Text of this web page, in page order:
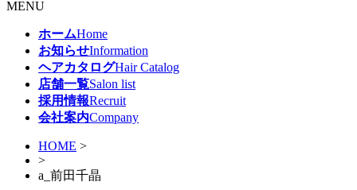
MENU
ホームHome
お知らせInformation
ヘアカタログHair Catalog
店舗一覧Salon list
採用情報Recruit
会社案内Company
HOME >
>
a_前田千晶